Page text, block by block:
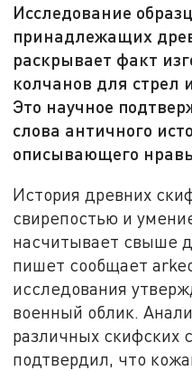
Исследование
принадлежащих
раскрывает факт
колчанов для стрел
Это научное
слова античного
описывающего
История древних
свирепостью и
насчитывает свыше
пишет сообщает
исследования
военный облик.
различных скифских
подтвердил, что